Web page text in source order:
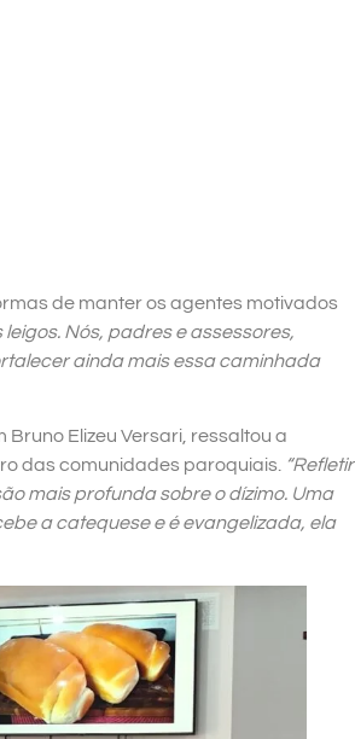
de manter os agentes motivados
Nós, padres e assessores,
ainda mais essa caminhada
Bruno Elizeu Versari, ressaltou a
das comunidades paroquiais.
“Refletir
mais profunda sobre o dízimo. Uma
a catequese e é evangelizada, ela